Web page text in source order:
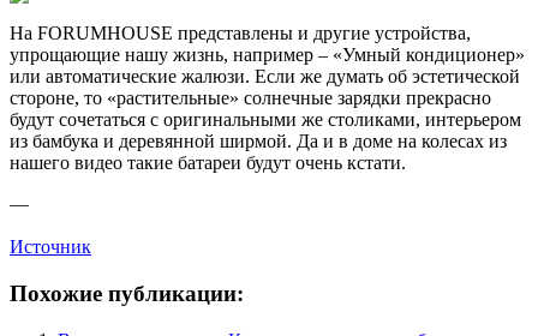
На FORUMHOUSE представлены и другие устройства,
упрощающие нашу жизнь, например – «Умный кондиционер»
или автоматические жалюзи. Если же думать об эстетической
стороне, то «растительные» солнечные зарядки прекрасно
будут сочетаться с оригинальными же столиками, интерьером
из бамбука и деревянной ширмой. Да и в доме на колесах из
нашего видео такие батареи будут очень кстати.
—
Источник
Похожие публикации: